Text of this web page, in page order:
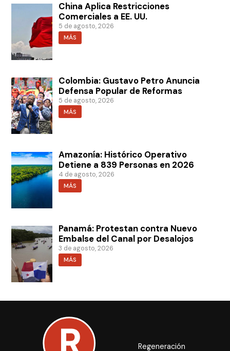
China Aplica Restricciones
Comerciales a EE. UU.
5 de agosto, 2026
MÁS
Colombia: Gustavo Petro Anuncia
Defensa Popular de Reformas
5 de agosto, 2026
MÁS
Amazonía: Histórico Operativo
Detiene a 839 Personas en 2026
4 de agosto, 2026
MÁS
Panamá: Protestan contra Nuevo
Embalse del Canal por Desalojos
3 de agosto, 2026
MÁS
Regeneración